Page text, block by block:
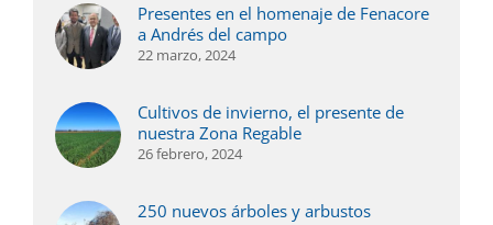
Presentes en el homenaje de Fenacore
a Andrés del campo
22 marzo, 2024
Cultivos de invierno, el presente de
nuestra Zona Regable
26 febrero, 2024
250 nuevos árboles y arbustos